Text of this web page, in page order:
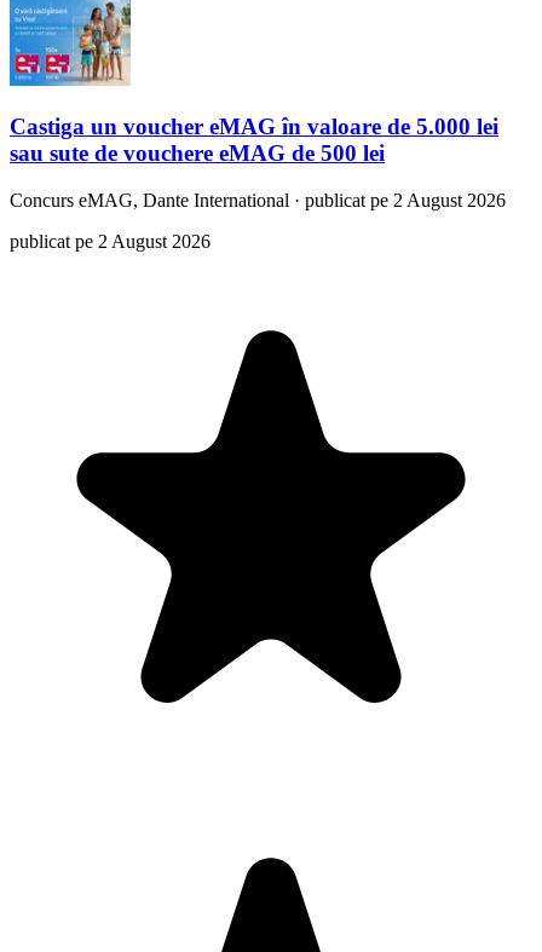
Castiga un voucher eMAG în valoare de 5.000 lei
sau sute de vouchere eMAG de 500 lei
Concurs eMAG, Dante International · publicat pe 2 August 2026
publicat pe 2 August 2026